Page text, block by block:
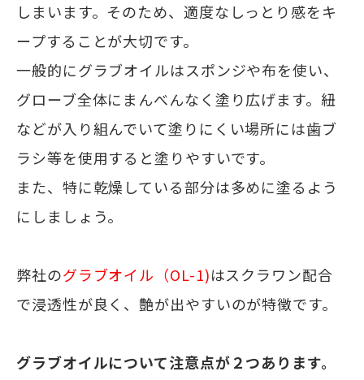
しまいます。そのため、適度なしっとり感をキ
ープすることが大切です。
一般的にグラブオイルはスポンジや布を使い、
グローブ全体にまんべんなく塗り広げます。紐
などが入り組んでいて塗りにくい場所には歯ブ
ラシ等を使用すると塗りやすいです。
また、特に乾燥している部分は多めに塗るよう
にしましょう。
弊社のグラブオイル（OL-1)はスクラワン配合
で浸透性が良く、艶が出やすいのが特徴です。
グラブオイルについて注意点が２つあります。